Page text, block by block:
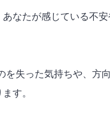
あなたが感じている不
を失った気持ちや、方
す。